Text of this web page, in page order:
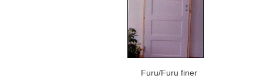
Furu/Furu finer